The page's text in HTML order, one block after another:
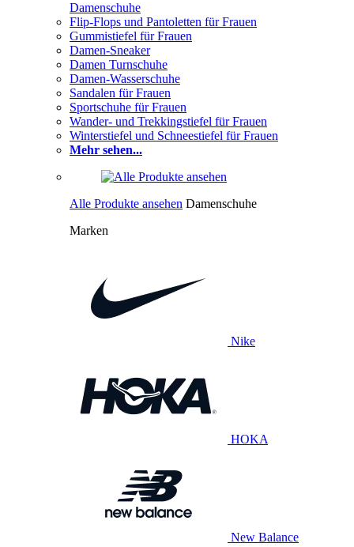
Damenschuhe
Flip-Flops und Pantoletten für Frauen
Gummistiefel für Frauen
Damen-Sneaker
Damen Turnschuhe
Damen-Wasserschuhe
Sandalen für Frauen
Sportschuhe für Frauen
Wander- und Trekkingstiefel für Frauen
Winterstiefel und Schneestiefel für Frauen
Mehr sehen...
Alle Produkte ansehen Damenschuhe
Marken
Nike
HOKA
New Balance